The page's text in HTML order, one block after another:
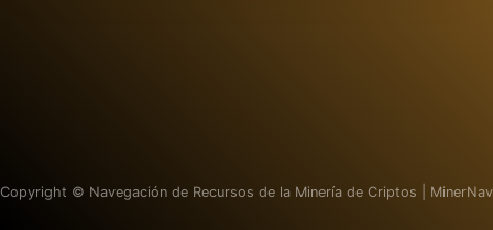
Copyright © Navegación de Recursos de la Minería de Criptos | MinerNav